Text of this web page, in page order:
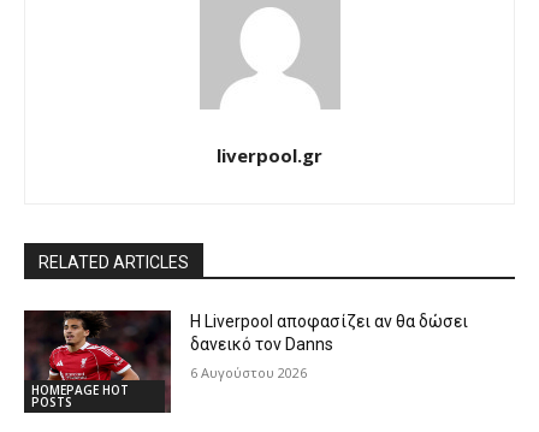
liverpool.gr
RELATED ARTICLES
HOMEPAGE HOT
POSTS
Η Liverpool αποφασίζει αν θα δώσει
δανεικό τον Danns
6 Αυγούστου 2026